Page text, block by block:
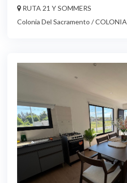
RUTA 21 Y SOMMERS
Colonia Del Sacramento / COLONIA